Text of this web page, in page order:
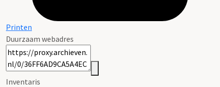
Printen
Duurzaam webadres
Inventaris